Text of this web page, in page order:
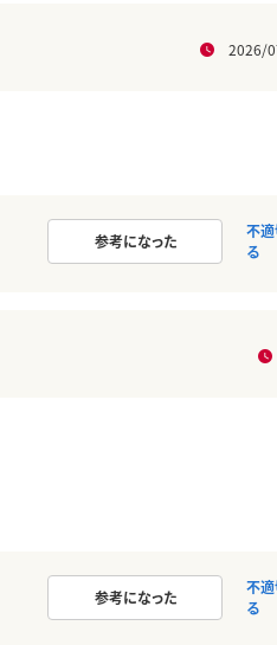
2026/
参考になった
不
る
参考になった
不
る